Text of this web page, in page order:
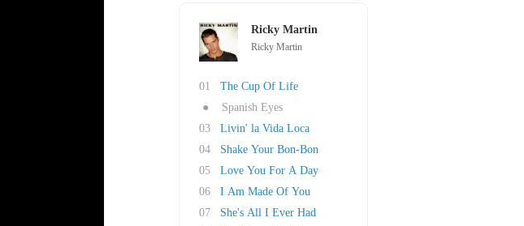
Ricky Martin
Ricky Martin
01
The Cup Of Life
●
Spanish Eyes
03
Livin' la Vida Loca
04
Shake Your Bon-Bon
05
Love You For A Day
06
I Am Made Of You
07
She's All I Ever Had